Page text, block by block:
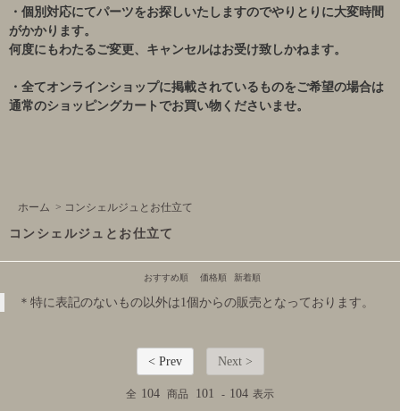
・個別対応にてパーツをお探しいたしますのでやりとりに大変時間
がかかります。
何度にもわたるご変更、キャンセルはお受け致しかねます。
・全てオンラインショップに掲載されているものをご希望の場合は
通常のショッピングカートでお買い物くださいませ。
ホーム > コンシェルジュとお仕立て
コンシェルジュとお仕立て
おすすめ順 価格順 新着順
＊特に表記のないもの以外は1個からの販売となっております。
< Prev Next >
全 104 商品 101 - 104 表示